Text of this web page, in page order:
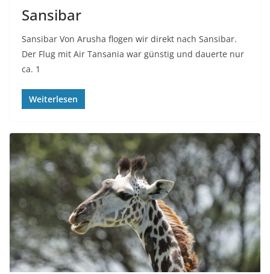
Sansibar
Sansibar Von Arusha flogen wir direkt nach Sansibar.
Der Flug mit Air Tansania war günstig und dauerte nur
ca. 1
Weiterlesen